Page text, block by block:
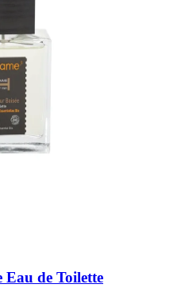
Eau de Toilette